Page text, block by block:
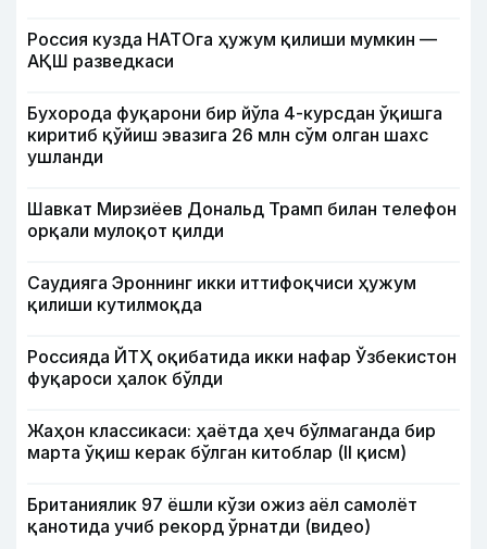
Россия кузда НАТОга ҳужум қилиши мумкин —
АҚШ разведкаси
Бухорода фуқарони бир йўла 4-курсдан ўқишга
киритиб қўйиш эвазига 26 млн сўм олган шахс
ушланди
Шавкат Мирзиёев Дональд Трамп билан телефон
орқали мулоқот қилди
Саудияга Эроннинг икки иттифоқчиси ҳужум
қилиши кутилмоқда
Россияда ЙТҲ оқибатида икки нафар Ўзбекистон
фуқароси ҳалок бўлди
Жаҳон классикаси: ҳаётда ҳеч бўлмаганда бир
марта ўқиш керак бўлган китоблар (II қисм)
Британиялик 97 ёшли кўзи ожиз аёл самолёт
қанотида учиб рекорд ўрнатди (видео)